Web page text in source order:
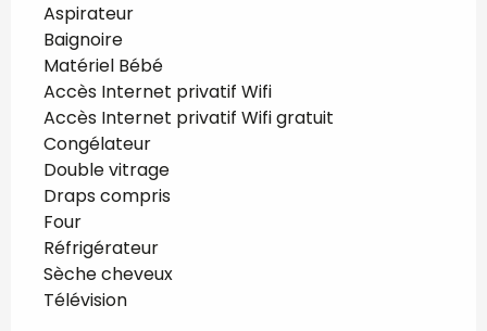
Aspirateur
Baignoire
Matériel Bébé
Accès Internet privatif Wifi
Accès Internet privatif Wifi gratuit
Congélateur
Double vitrage
Draps compris
Four
Réfrigérateur
Sèche cheveux
Télévision